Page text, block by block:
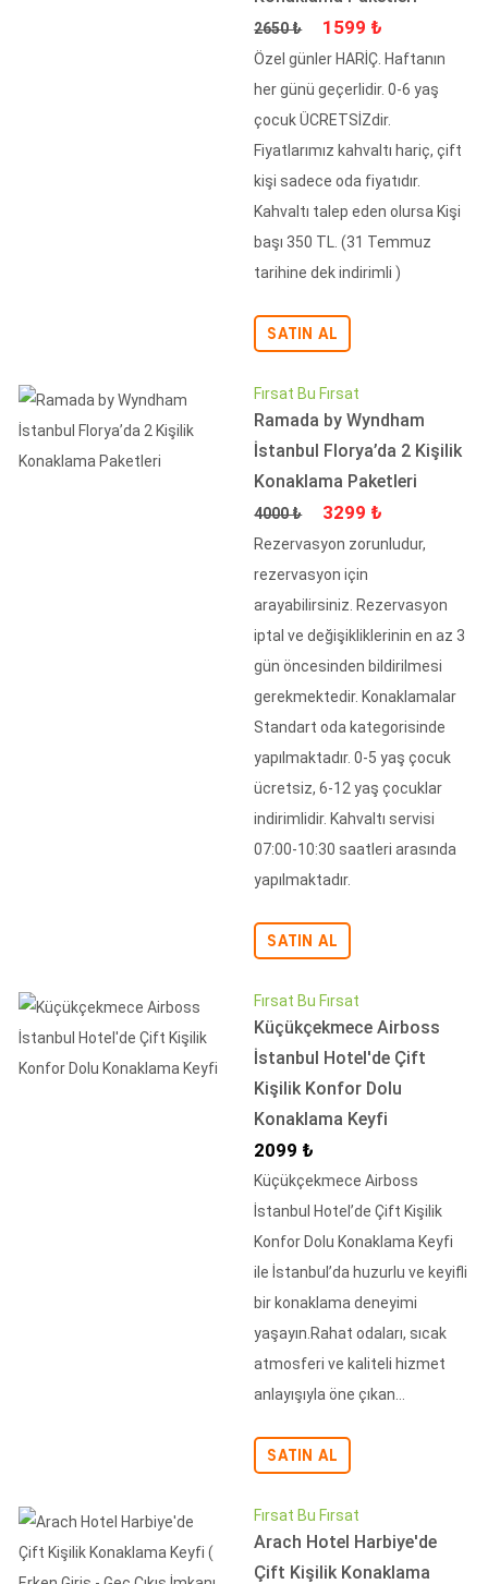
Fiyat
2650 ₺ İndirimli Fiyat
1599 ₺
Özel günler HARİÇ. Haftanın
her günü geçerlidir. 0-6 yaş
çocuk ÜCRETSİZdir.
Fiyatlarımız kahvaltı hariç, çift
kişi sadece oda fiyatıdır.
Kahvaltı talep eden olursa Kişi
başı 350 TL. (31 Temmuz
tarihine dek indirimli )
SATIN AL
Fırsat Bu Fırsat
Ramada by Wyndham
İstanbul Florya’da 2 Kişilik
Konaklama Paketleri
Fiyat
4000 ₺ İndirimli Fiyat
3299 ₺
Rezervasyon zorunludur,
rezervasyon için
arayabilirsiniz. Rezervasyon
iptal ve değişikliklerinin en az 3
gün öncesinden bildirilmesi
gerekmektedir. Konaklamalar
Standart oda kategorisinde
yapılmaktadır. 0-5 yaş çocuk
ücretsiz, 6-12 yaş çocuklar
indirimlidir. Kahvaltı servisi
07:00-10:30 saatleri arasında
yapılmaktadır.
SATIN AL
Fırsat Bu Fırsat
Küçükçekmece Airboss
İstanbul Hotel'de Çift
Kişilik Konfor Dolu
Konaklama Keyfi
İndirimli Fiyat
2099 ₺
Küçükçekmece Airboss
İstanbul Hotel’de Çift Kişilik
Konfor Dolu Konaklama Keyfi
ile İstanbul’da huzurlu ve keyifli
bir konaklama deneyimi
yaşayın.Rahat odaları, sıcak
atmosferi ve kaliteli hizmet
anlayışıyla öne çıkan...
SATIN AL
Fırsat Bu Fırsat
Arach Hotel Harbiye'de
Çift Kişilik Konaklama